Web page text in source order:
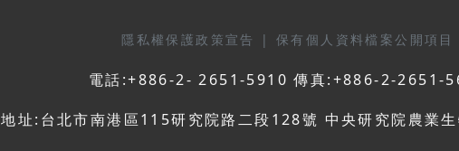
隱私權保護政策宣告 | 保有個人資料檔案公開項目
電話:+886-2- 2651-5910 傳真:+886-2-2651-
地址:台北市南港區115研究院路二段128號 中央研究院農業